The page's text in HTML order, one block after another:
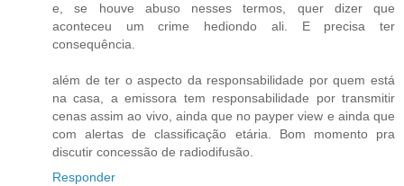
e, se houve abuso nesses termos, quer dizer que
aconteceu um crime hediondo ali. E precisa ter
consequência.
além de ter o aspecto da responsabilidade por quem está
na casa, a emissora tem responsabilidade por transmitir
cenas assim ao vivo, ainda que no payper view e ainda que
com alertas de classificação etária. Bom momento pra
discutir concessão de radiodifusão.
Responder